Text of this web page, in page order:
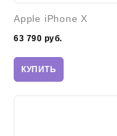
Apple iPhone X
63 790 руб.
КУПИТЬ